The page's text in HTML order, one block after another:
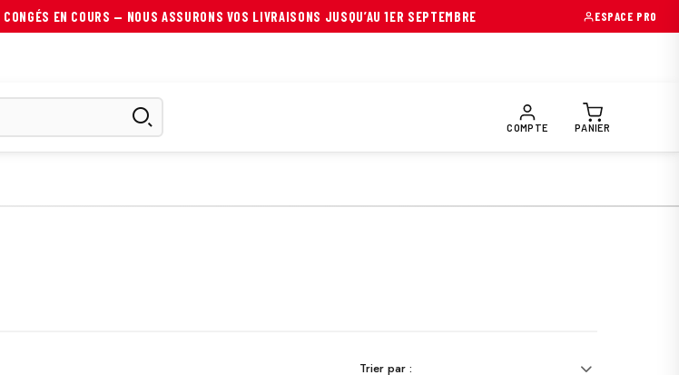
CONGÉS EN COURS — NOUS ASSURONS VOS LIVRAISONS JUSQU’AU 1ER SEPTEMBRE ESPACE PRO
COMPTE PANIER
AUTRES MOBILITÉS EQUIPEMENTS PILOTE PRÉPARATION
Trier par :